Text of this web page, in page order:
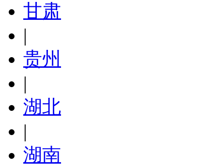
甘肃
|
贵州
|
湖北
|
湖南